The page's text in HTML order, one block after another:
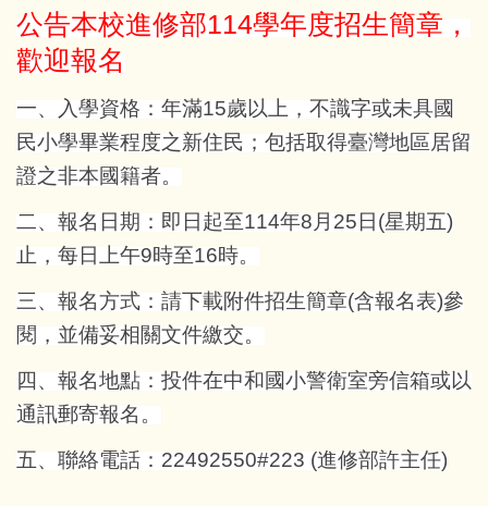
公告本校進修部114學年度招生簡章，
歡迎報名
一、入學資格：年滿15歲以上，不識字或未具國
民小學畢業程度之新住民；包括取得臺灣地區居留
證之非本國籍者。
二、報名日期：即日起至114年8月25日(星期五)
止，每日上午9時至16時。
三、報名方式：請下載附件招生簡章(含報名表)參
閱，並備妥相關文件繳交。
四、報名地點：投件在中和國小警衛室旁信箱或以
通訊郵寄報名。
五、聯絡電話：22492550#223 (進修部許主任)